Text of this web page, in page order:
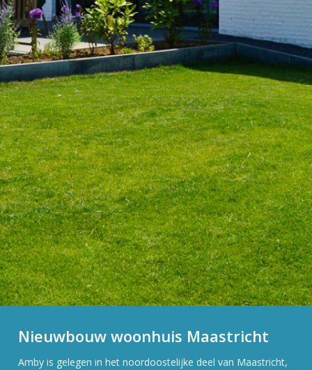
Nieuwbouw woonhuis Maastricht
Amby is gelegen in het noordoostelijke deel van Maastricht,